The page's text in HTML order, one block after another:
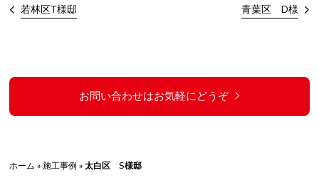
若林区T様邸 青葉区 D様
お問い合わせはお気軽にどうぞ
ホーム »施工事例 »太白区 S様邸